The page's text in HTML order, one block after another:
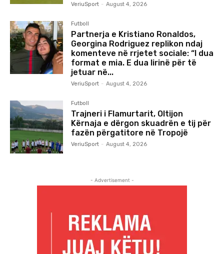
VeriuSport - August 4, 2026
Futboll
Partnerja e Kristiano Ronaldos,
Georgina Rodriguez replikon ndaj
komenteve në rrjetet sociale: “I dua
format e mia. E dua lirinë për të
jetuar në...
VeriuSport - August 4, 2026
Futboll
Trajneri i Flamurtarit, Oltijon
Kërnaja e dërgon skuadrën e tij për
fazën përgatitore në Tropojë
VeriuSport - August 4, 2026
- Advertisement -